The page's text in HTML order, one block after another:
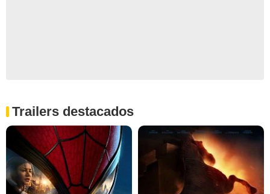
Trailers destacados